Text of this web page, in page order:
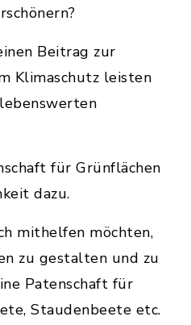
Beitrag zur
Klimaschutz leisten
für Grünflächen
dazu.
mithelfen möchten,
zu gestalten und zu
Patenschaft für
Staudenbeete etc.